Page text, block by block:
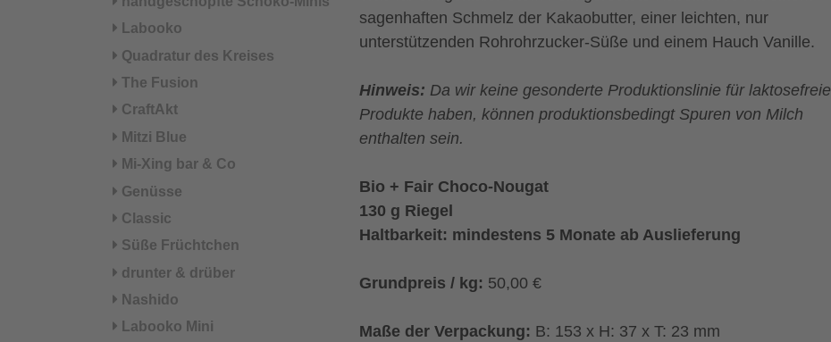
Labooko
Quadratur des Kreises
The Fusion
CraftAkt
Mitzi Blue
Mi-Xing bar & Co
Genüsse
Classic
Süße Früchtchen
drunter & drüber
Nashido
Labooko Mini
sagenhaften Schmelz der Kakaobutter, einer leichten, nur
unterstützenden Rohrohrzucker-Süße und einem Hauch Vanille.
Hinweis: Da wir keine gesonderte Produktionslinie für laktosefreie
Produkte haben, können produktionsbedingt Spuren von Milch
enthalten sein.
Bio + Fair Choco-Nougat
130 g Riegel
Haltbarkeit: mindestens 5 Monate ab Auslieferung
Grundpreis / kg: 50,00 €
Maße der Verpackung: B: 153 x H: 37 x T: 23 mm